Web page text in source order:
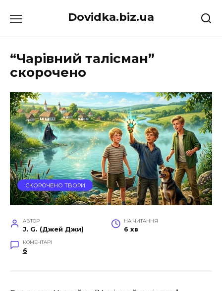
до
Dovidka.biz.ua
“Чарівний талісман”
скорочено
СКОРОЧЕНО ТВОРИ
АВТОР
J. G. (Джей Джи)
НА ЧИТАННЯ
6 хв
КОМЕНТАРІ
6